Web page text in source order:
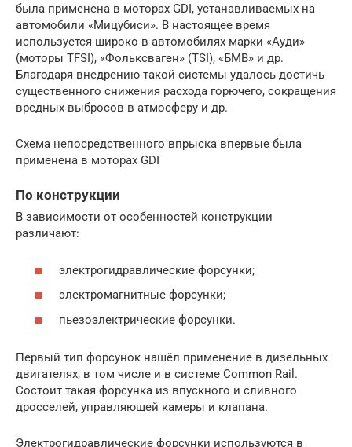
была применена в моторах GDI, устанавливаемых на
автомобили «Мицубиси». В настоящее время
используется широко в автомобилях марки «Ауди»
(моторы TFSI), «Фольксваген» (TSI), «БМВ» и др.
Благодаря внедрению такой системы удалось достичь
существенного снижения расхода горючего, сокращения
вредных выбросов в атмосферу и др.
Схема непосредственного впрыска впервые была
применена в моторах GDI
По конструкции
В зависимости от особенностей конструкции
различают:
электрогидравлические форсунки;
электромагнитные форсунки;
пьезоэлектрические форсунки.
Первый тип форсунок нашёл применение в дизельных
двигателях, в том числе и в системе Common Rail.
Состоит такая форсунка из впускного и сливного
дросселей, управляющей камеры и клапана.
Электрогидравлические форсунки используются в